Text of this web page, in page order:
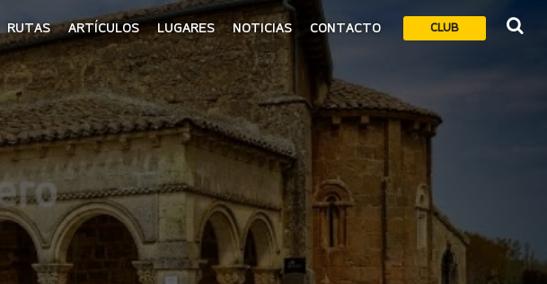
CLUB
RUTAS ARTÍCULOS LUGARES NOTICIAS CONTACTO